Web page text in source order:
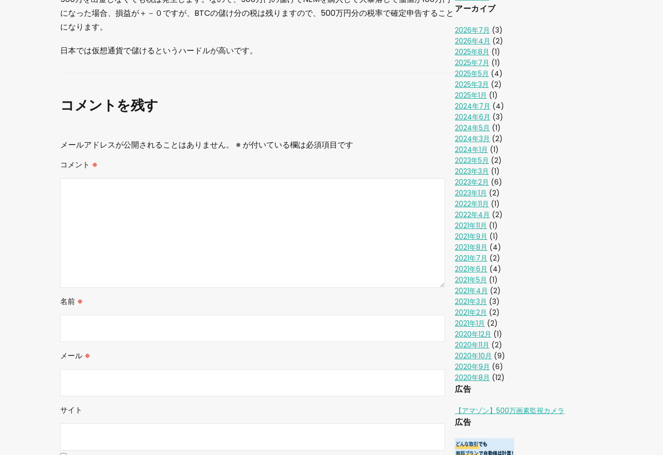
になった場合、損益が＋－０ですが、BTCの儲け分の税は残りますので、500万円分の税率で確定申告すること
になります。
日本では仮想通貨で儲けるというハードルが高いです。
コメントを残す
メールアドレスが公開されることはありません。 ※が付いている欄は必須項目です
コメント ※
名前 ※
メール ※
サイト
アーカイブ
2026年7月 (3)
2026年4月 (2)
2025年8月 (1)
2025年7月 (1)
2025年5月 (4)
2025年3月 (2)
2025年1月 (1)
2024年7月 (4)
2024年6月 (3)
2024年5月 (1)
2024年3月 (2)
2024年1月 (1)
2023年5月 (2)
2023年3月 (1)
2023年2月 (6)
2023年1月 (2)
2022年11月 (1)
2022年4月 (2)
2021年11月 (1)
2021年9月 (1)
2021年8月 (4)
2021年7月 (2)
2021年6月 (4)
2021年5月 (1)
2021年4月 (2)
2021年3月 (3)
2021年2月 (2)
2021年1月 (2)
2020年12月 (1)
2020年11月 (2)
2020年10月 (9)
2020年9月 (6)
2020年8月 (12)
広告
【アマゾン】500万画素監視カメラ
広告